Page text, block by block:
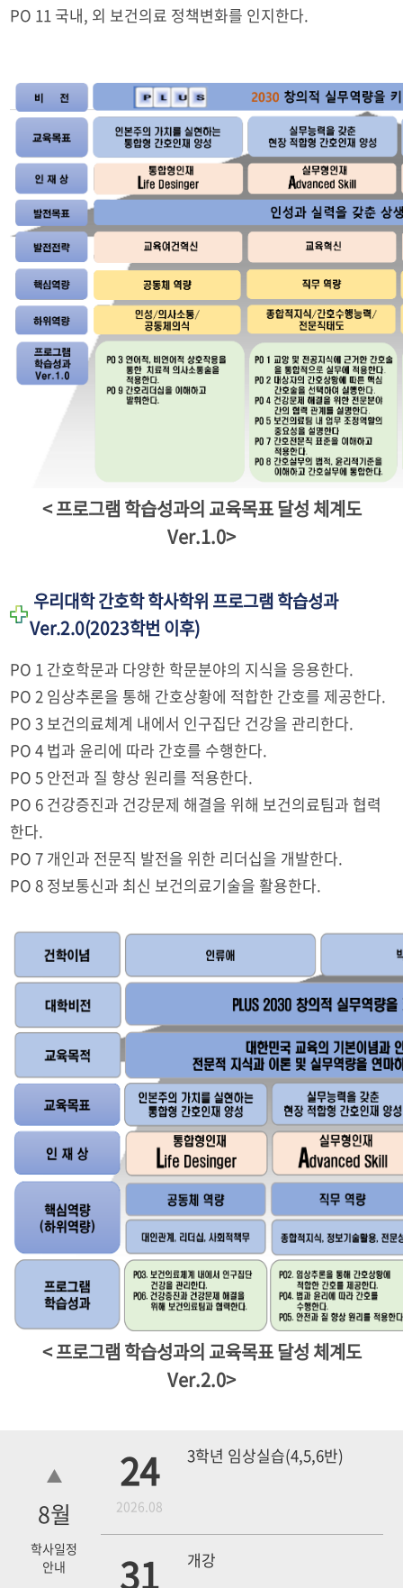
PO 11 국내, 외 보건의료 정책변화를 인지한다.
< 프로그램 학습성과의 교육목표 달성 체계도
Ver.1.0>
우리대학 간호학 학사학위 프로그램 학습성과
Ver.2.0(2023학번 이후)
PO 1 간호학문과 다양한 학문분야의 지식을 응용한다.
PO 2 임상추론을 통해 간호상황에 적합한 간호를 제공한다.
PO 3 보건의료체계 내에서 인구집단 건강을 관리한다.
PO 4 법과 윤리에 따라 간호를 수행한다.
PO 5 안전과 질 향상 원리를 적용한다.
PO 6 건강증진과 건강문제 해결을 위해 보건의료팀과 협력
한다.
PO 7 개인과 전문직 발전을 위한 리더십을 개발한다.
PO 8 정보통신과 최신 보건의료기술을 활용한다.
< 프로그램 학습성과의 교육목표 달성 체계도
Ver.2.0>
8월
학사일정
안내
24
2026.08
3학년 임상실습(4,5,6반)
31 개강